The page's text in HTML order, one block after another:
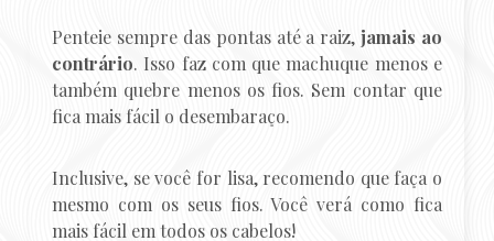
Penteie sempre das pontas até a raiz, jamais ao
contrário. Isso faz com que machuque menos e
também quebre menos os fios. Sem contar que
fica mais fácil o desembaraço.
Inclusive, se você for lisa, recomendo que faça o
mesmo com os seus fios. Você verá como fica
mais fácil em todos os cabelos!